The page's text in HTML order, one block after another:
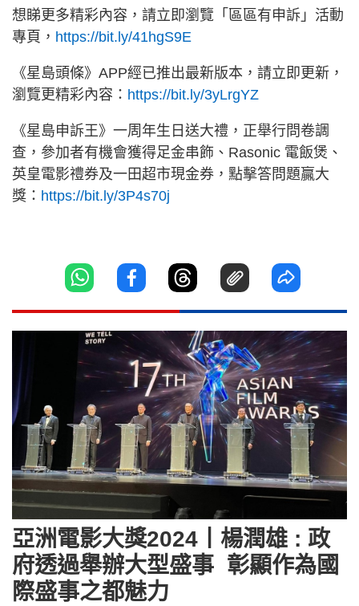
想睇更多精彩內容，請立即瀏覽「區區有申訴」活動
專頁， https://bit.ly/41hgS9E
《星島頭條》APP經已推出最新版本，請立即更新，
瀏覽更精彩內容： https://bit.ly/3yLrgYZ
《星島申訴王》一周年生日送大禮，正舉行問卷調
查，參加者有機會獲得足金串飾、Rasonic 電飯煲、
英皇電影禮券及一田超市現金券，點擊答問題贏大
獎： https://bit.ly/3P4s70j
亞洲電影大獎2024丨楊潤雄 : 政
府透過舉辦大型盛事 彰顯作為國
際盛事之都魅力